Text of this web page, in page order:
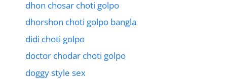
dhon chosar choti golpo
dhorshon choti golpo bangla
didi choti golpo
doctor chodar choti golpo
doggy style sex